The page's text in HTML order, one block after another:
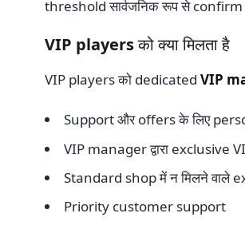
threshold सार्वजनिक रूप से confirm
VIP players को क्या मिलता है
VIP players को dedicated VIP
Support और offers के लिए
VIP manager द्वारा
Standard shop में न मिलने वाले
Priority customer support